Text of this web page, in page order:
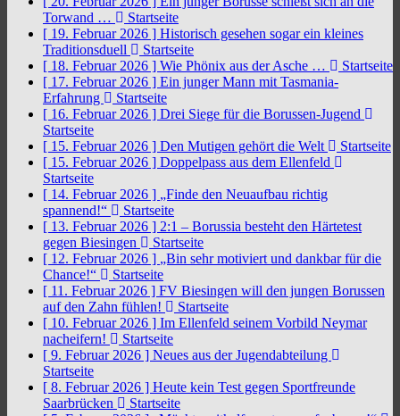
Torwand …
Startseite
[ 19. Februar 2026 ] Historisch gesehen sogar ein kleines
Traditionsduell
Startseite
[ 18. Februar 2026 ] Wie Phönix aus der Asche …
Startseite
[ 17. Februar 2026 ] Ein junger Mann mit Tasmania-
Erfahrung
Startseite
[ 16. Februar 2026 ] Drei Siege für die Borussen-Jugend
Startseite
[ 15. Februar 2026 ] Den Mutigen gehört die Welt
Startseite
[ 15. Februar 2026 ] Doppelpass aus dem Ellenfeld
Startseite
[ 14. Februar 2026 ] „Finde den Neuaufbau richtig
spannend!“
Startseite
[ 13. Februar 2026 ] 2:1 – Borussia besteht den Härtetest
gegen Biesingen
Startseite
[ 12. Februar 2026 ] „Bin sehr motiviert und dankbar für die
Chance!“
Startseite
[ 11. Februar 2026 ] FV Biesingen will den jungen Borussen
auf den Zahn fühlen!
Startseite
[ 10. Februar 2026 ] Im Ellenfeld seinem Vorbild Neymar
nacheifern!
Startseite
[ 9. Februar 2026 ] Neues aus der Jugendabteilung
Startseite
[ 8. Februar 2026 ] Heute kein Test gegen Sportfreunde
Saarbrücken
Startseite